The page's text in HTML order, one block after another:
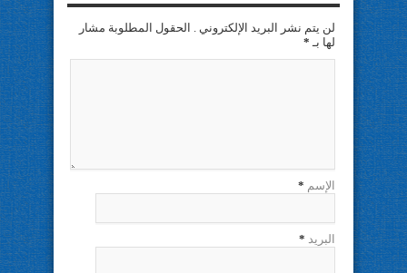
لن يتم نشر البريد الإلكتروني . الحقول المطلوبة مشار
لها بـ *
الإسم *
البريد *